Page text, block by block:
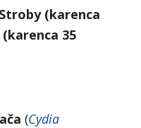
Stroby (karenca
(karenca 35
(Cydia